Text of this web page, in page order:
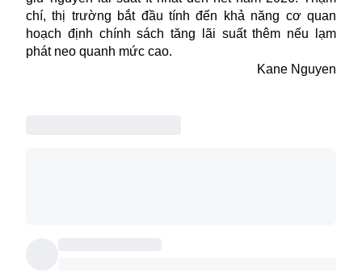
chí, thị trường bắt đầu tính đến khả năng cơ quan
hoạch định chính sách tăng lãi suất thêm nếu lạm
phát neo quanh mức cao.
Kane Nguyen